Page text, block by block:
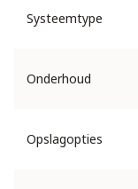
Systeemtype
Onderhoud
Opslagopties